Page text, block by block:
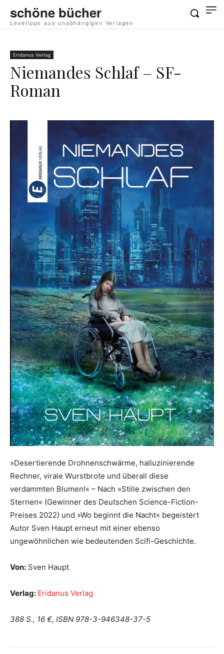
schöne bücher
Lesetipps aus unabhängigen Verlagen
Eridanus Verlag
Niemandes Schlaf – SF-
Roman
»Desertierende Drohnenschwärme, halluzinierende
Rechner, virale Wurstbrote und überall diese
verdammten Blumen!« – Nach »Stille zwischen den
Sternen« (Gewinner des Deutschen Science-Fiction-
Preises 2022) und »Wo beginnt die Nacht« begeistert
Autor Sven Haupt erneut mit einer ebenso
ungewöhnlichen wie bedeutenden Scifi-Geschichte.
Von: Sven Haupt
Verlag: Eridanus Verlag
388 S., 16 €, ISBN 978-3-946348-37-5